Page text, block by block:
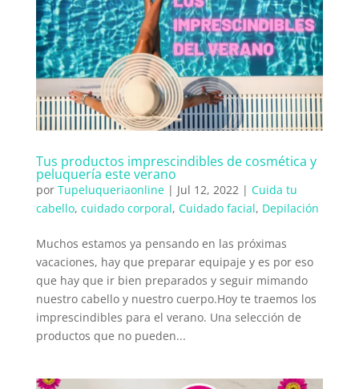
Tus productos imprescindibles de cosmética y
peluquería este verano
por Tupeluqueriaonline| Jul 12, 2022| Cuida tu
cabello, cuidado corporal, Cuidado facial, Depilación
Muchos estamos ya pensando en las próximas
vacaciones, hay que preparar equipaje y es por eso
que hay que ir bien preparados y seguir mimando
nuestro cabello y nuestro cuerpo.Hoy te traemos los
imprescindibles para el verano. Una selección de
productos que no pueden...